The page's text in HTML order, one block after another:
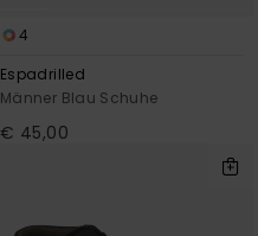
4
Espadrilled
Männer Blau Schuhe
€ 45,00